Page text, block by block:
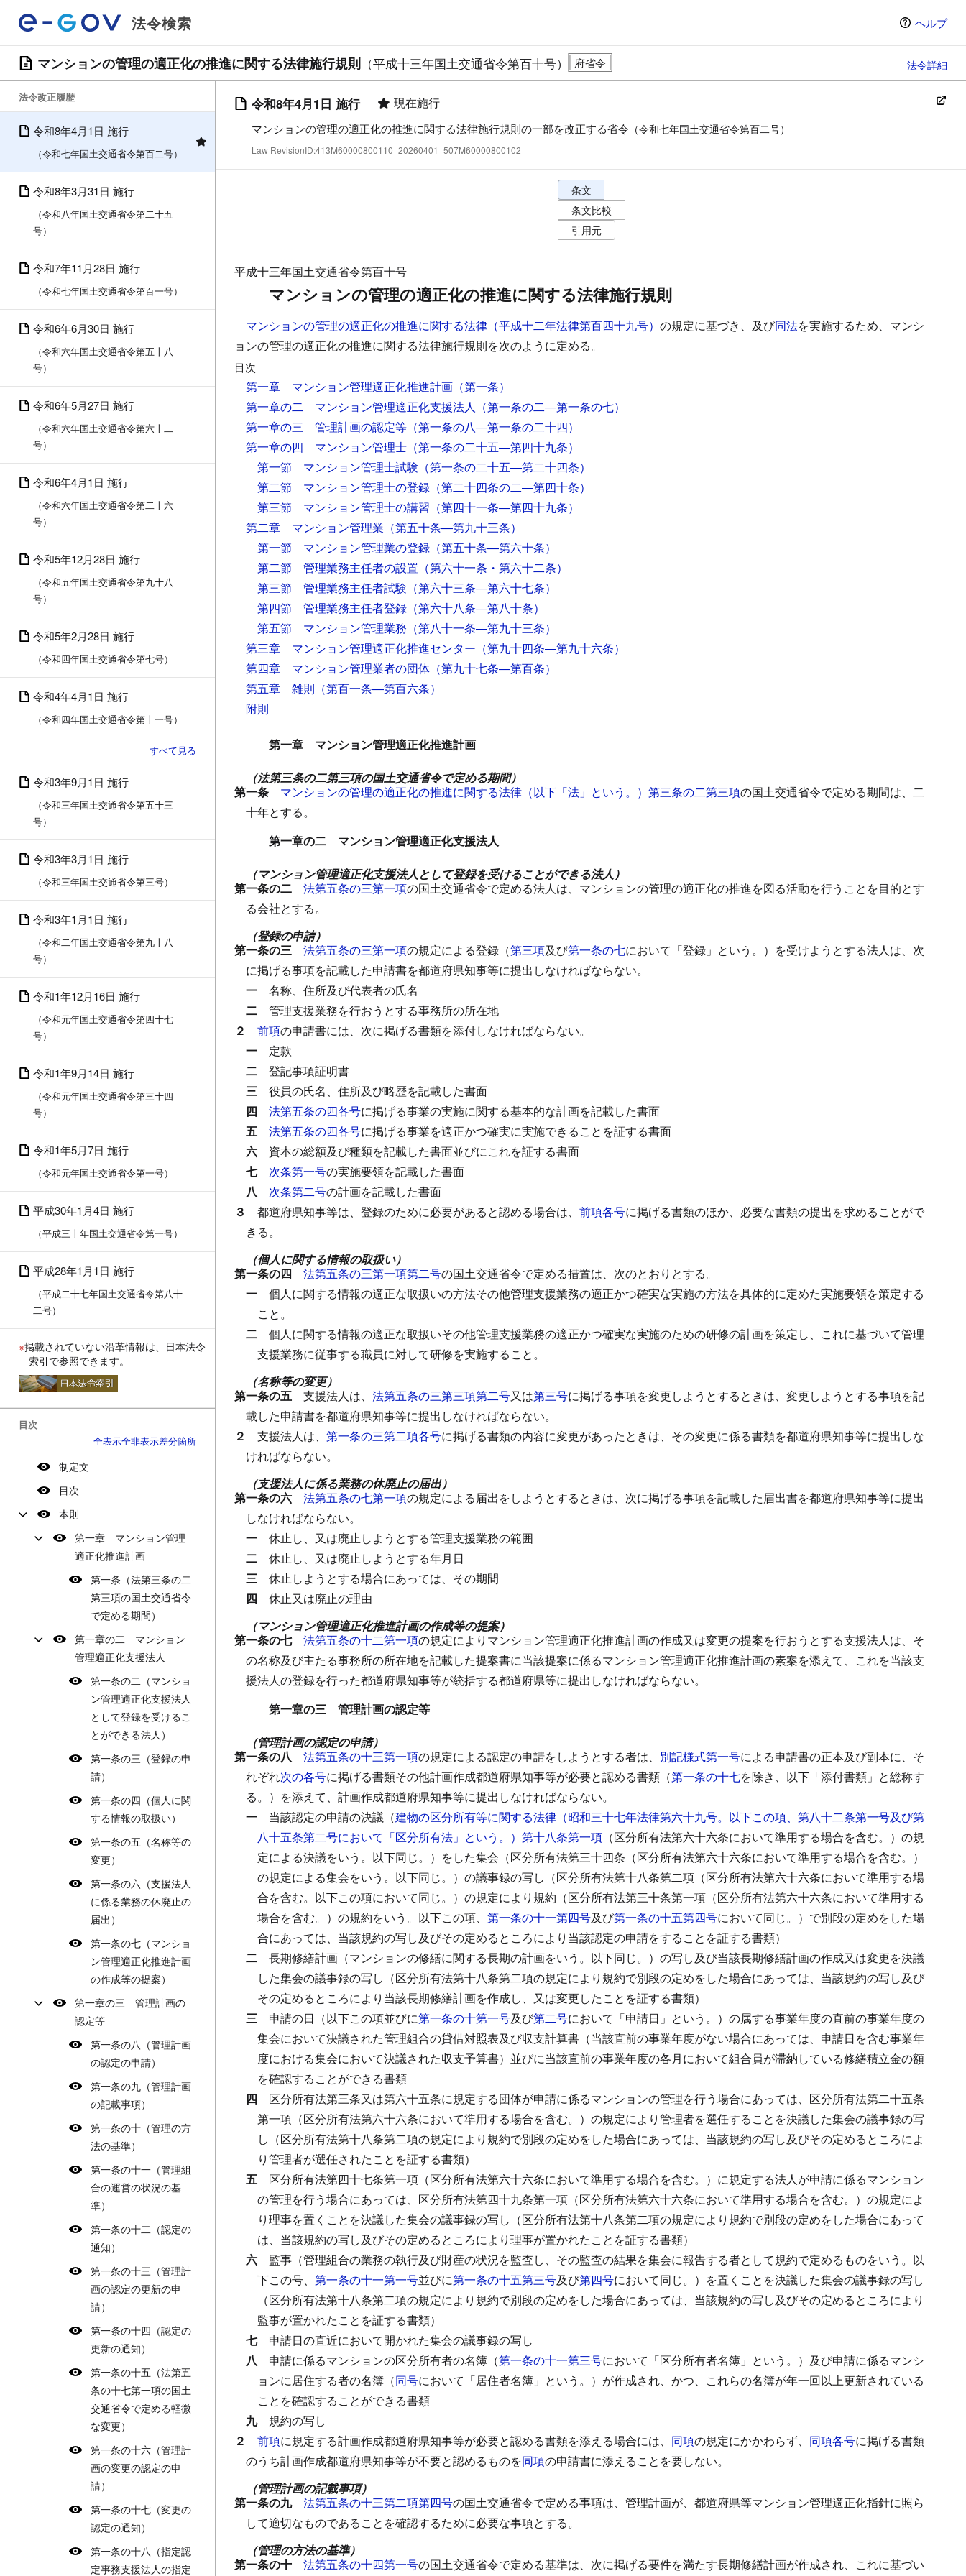
法令検索 ヘルプ
マンションの管理の適正化の推進に関する法律施行規則 （平成十三年国土交通省令第百十号） 法令詳細
法令改正履歴
令和8年4月1日 施行
（令和七年国土交通省令第百二号）
令和8年3月31日 施行
（令和八年国土交通省令第二十五
号）
令和7年11月28日 施行
（令和七年国土交通省令第百一号）
令和6年6月30日 施行
（令和六年国土交通省令第五十八
号）
令和6年5月27日 施行
（令和六年国土交通省令第六十二
号）
令和6年4月1日 施行
（令和六年国土交通省令第二十六
号）
令和5年12月28日 施行
（令和五年国土交通省令第九十八
号）
令和5年2月28日 施行
（令和四年国土交通省令第七号）
令和4年4月1日 施行
（令和四年国土交通省令第十一号）
令和3年9月1日 施行
（令和三年国土交通省令第五十三
号）
令和3年3月1日 施行
（令和三年国土交通省令第三号）
令和3年1月1日 施行
（令和二年国土交通省令第九十八
号）
令和1年12月16日 施行
（令和元年国土交通省令第四十七
号）
令和1年9月14日 施行
（令和元年国土交通省令第三十四
号）
令和1年5月7日 施行
（令和元年国土交通省令第一号）
平成30年1月4日 施行
（平成三十年国土交通省令第一号）
平成28年1月1日 施行
（平成二十七年国土交通省令第八十
二号）
※掲載されていない沿革情報は、日本法令
索引で参照できます。
目次
全表示全非表示差分箇所
制定文
目次
本則
第一章 マンション管理
適正化推進計画
第一条（法第三条の二
第三項の国土交通省令
で定める期間）
第一章の二 マンション
管理適正化支援法人
第一条の二（マンショ
ン管理適正化支援法人
として登録を受けるこ
とができる法人）
第一条の三（登録の申
請）
第一条の四（個人に関
する情報の取扱い）
第一条の五（名称等の
変更）
第一条の六（支援法人
に係る業務の休廃止の
届出）
第一条の七（マンショ
ン管理適正化推進計画
の作成等の提案）
第一章の三 管理計画の
認定等
第一条の八（管理計画
の認定の申請）
第一条の九（管理計画
の記載事項）
第一条の十（管理の方
法の基準）
第一条の十一（管理組
合の運営の状況の基
準）
第一条の十二（認定の
通知）
第一条の十三（管理計
画の認定の更新の申
請）
第一条の十四（認定の
更新の通知）
第一条の十五（法第五
条の十七第一項の国土
交通省令で定める軽微
な変更）
第一条の十六（管理計
画の変更の認定の申
請）
第一条の十七（変更の
認定の通知）
第一条の十八（指定認
定事務支援法人の指定
令和8年4月1日 施行 現在施行
マンションの管理の適正化の推進に関する法律施行規則の一部を改正する省令 （令和七年国土交通省令第百二号）
Law RevisionID:413M60000800110_20260401_507M60000800102
条文表示オプション（選択すると条文の表示方法が変わります）
条文
条文比較
引用元
平成十三年国土交通省令第百十号
マンションの管理の適正化の推進に関する法律施行規則
マンションの管理の適正化の推進に関する法律（平成十二年法律第百四十九号） の規定に基づき、及び同法を実施するため、マンシ
ョンの管理の適正化の推進に関する法律施行規則を次のように定める。
目次
第一章 マンション管理適正化推進計画 （第一条）
第一章の二 マンション管理適正化支援法人 （第一条の二―第一条の七）
第一章の三 管理計画の認定等 （第一条の八―第一条の二十四）
第一章の四 マンション管理士 （第一条の二十五―第四十九条）
第一節 マンション管理士試験 （第一条の二十五―第二十四条）
第二節 マンション管理士の登録 （第二十四条の二―第四十条）
第三節 マンション管理士の講習 （第四十一条―第四十九条）
第二章 マンション管理業 （第五十条―第九十三条）
第一節 マンション管理業の登録 （第五十条―第六十条）
第二節 管理業務主任者の設置 （第六十一条・第六十二条）
第三節 管理業務主任者試験 （第六十三条―第六十七条）
第四節 管理業務主任者登録 （第六十八条―第八十条）
第五節 マンション管理業務 （第八十一条―第九十三条）
第三章 マンション管理適正化推進センター （第九十四条―第九十六条）
第四章 マンション管理業者の団体 （第九十七条―第百条）
第五章 雑則 （第百一条―第百六条）
附則
第一章 マンション管理適正化推進計画
（法第三条の二第三項の国土交通省令で定める期間）
第一条 マンションの管理の適正化の推進に関する法律（以下「法」という。）第三条の二第三項の国土交通省令で定める期間は、二
十年とする。
第一章の二 マンション管理適正化支援法人
（マンション管理適正化支援法人として登録を受けることができる法人）
第一条の二 法第五条の三第一項の国土交通省令で定める法人は、マンションの管理の適正化の推進を図る活動を行うことを目的とす
る会社とする。
（登録の申請）
第一条の三 法第五条の三第一項の規定による登録（第三項及び第一条の七において「登録」という。）を受けようとする法人は、次
に掲げる事項を記載した申請書を都道府県知事等に提出しなければならない。
一 名称、住所及び代表者の氏名
二 管理支援業務を行おうとする事務所の所在地
２ 前項の申請書には、次に掲げる書類を添付しなければならない。
一 定款
二 登記事項証明書
三 役員の氏名、住所及び略歴を記載した書面
四 法第五条の四各号に掲げる事業の実施に関する基本的な計画を記載した書面
五 法第五条の四各号に掲げる事業を適正かつ確実に実施できることを証する書面
六 資本の総額及び種類を記載した書面並びにこれを証する書面
七 次条第一号の実施要領を記載した書面
八 次条第二号の計画を記載した書面
３ 都道府県知事等は、登録のために必要があると認める場合は、 前項各号に掲げる書類のほか、必要な書類の提出を求めることがで
きる。
（個人に関する情報の取扱い）
第一条の四 法第五条の三第一項第二号の国土交通省令で定める措置は、次のとおりとする。
一 個人に関する情報の適正な取扱いの方法その他管理支援業務の適正かつ確実な実施の方法を具体的に定めた実施要領を策定する
こと。
二 個人に関する情報の適正な取扱いその他管理支援業務の適正かつ確実な実施のための研修の計画を策定し、これに基づいて管理
支援業務に従事する職員に対して研修を実施すること。
（名称等の変更）
第一条の五 支援法人は、 法第五条の三第三項第二号又は第三号に掲げる事項を変更しようとするときは、変更しようとする事項を記
載した申請書を都道府県知事等に提出しなければならない。
２ 支援法人は、 第一条の三第二項各号に掲げる書類の内容に変更があったときは、その変更に係る書類を都道府県知事等に提出しな
ければならない。
（支援法人に係る業務の休廃止の届出）
第一条の六 法第五条の七第一項の規定による届出をしようとするときは、次に掲げる事項を記載した届出書を都道府県知事等に提出
しなければならない。
一 休止し、又は廃止しようとする管理支援業務の範囲
二 休止し、又は廃止しようとする年月日
三 休止しようとする場合にあっては、その期間
四 休止又は廃止の理由
（マンション管理適正化推進計画の作成等の提案）
第一条の七 法第五条の十二第一項の規定によりマンション管理適正化推進計画の作成又は変更の提案を行おうとする支援法人は、そ
の名称及び主たる事務所の所在地を記載した提案書に当該提案に係るマンション管理適正化推進計画の素案を添えて、これを当該支
援法人の登録を行った都道府県知事等が統括する都道府県等に提出しなければならない。
第一章の三 管理計画の認定等
（管理計画の認定の申請）
第一条の八 法第五条の十三第一項の規定による認定の申請をしようとする者は、 別記様式第一号による申請書の正本及び副本に、そ
れぞれ次の各号に掲げる書類その他計画作成都道府県知事等が必要と認める書類（第一条の十七を除き、以下「添付書類」と総称す
る。）を添えて、計画作成都道府県知事等に提出しなければならない。
一 当該認定の申請の決議（建物の区分所有等に関する法律（昭和三十七年法律第六十九号。以下この項、第八十二条第一号及び第
八十五条第二号において「区分所有法」という。）第十八条第一項 （区分所有法第六十六条において準用する場合を含む。）の規
定による決議をいう。以下同じ。）をした集会（区分所有法第三十四条（区分所有法第六十六条において準用する場合を含む。）
の規定による集会をいう。以下同じ。）の議事録の写し（区分所有法第十八条第二項（区分所有法第六十六条において準用する場
合を含む。以下この項において同じ。）の規定により規約（区分所有法第三十条第一項（区分所有法第六十六条において準用する
場合を含む。）の規約をいう。以下この項、 第一条の十一第四号及び第一条の十五第四号において同じ。）で別段の定めをした場
合にあっては、当該規約の写し及びその定めるところにより当該認定の申請をすることを証する書類）
二 長期修繕計画（マンションの修繕に関する長期の計画をいう。以下同じ。）の写し及び当該長期修繕計画の作成又は変更を決議
した集会の議事録の写し（区分所有法第十八条第二項の規定により規約で別段の定めをした場合にあっては、当該規約の写し及び
その定めるところにより当該長期修繕計画を作成し、又は変更したことを証する書類）
三 申請の日（以下この項並びに第一条の十第一号及び第二号において「申請日」という。）の属する事業年度の直前の事業年度の
集会において決議された管理組合の貸借対照表及び収支計算書（当該直前の事業年度がない場合にあっては、申請日を含む事業年
度における集会において決議された収支予算書）並びに当該直前の事業年度の各月において組合員が滞納している修繕積立金の額
を確認することができる書類
四 区分所有法第三条又は第六十五条に規定する団体が申請に係るマンションの管理を行う場合にあっては、区分所有法第二十五条
第一項（区分所有法第六十六条において準用する場合を含む。）の規定により管理者を選任することを決議した集会の議事録の写
し（区分所有法第十八条第二項の規定により規約で別段の定めをした場合にあっては、当該規約の写し及びその定めるところによ
り管理者が選任されたことを証する書類）
五 区分所有法第四十七条第一項（区分所有法第六十六条において準用する場合を含む。）に規定する法人が申請に係るマンション
の管理を行う場合にあっては、区分所有法第四十九条第一項（区分所有法第六十六条において準用する場合を含む。）の規定によ
り理事を置くことを決議した集会の議事録の写し（区分所有法第十八条第二項の規定により規約で別段の定めをした場合にあって
は、当該規約の写し及びその定めるところにより理事が置かれたことを証する書類）
六 監事（管理組合の業務の執行及び財産の状況を監査し、その監査の結果を集会に報告する者として規約で定めるものをいう。以
下この号、 第一条の十一第一号並びに第一条の十五第三号及び第四号において同じ。）を置くことを決議した集会の議事録の写し
（区分所有法第十八条第二項の規定により規約で別段の定めをした場合にあっては、当該規約の写し及びその定めるところにより
監事が置かれたことを証する書類）
七 申請日の直近において開かれた集会の議事録の写し
八 申請に係るマンションの区分所有者の名簿（第一条の十一第三号において「区分所有者名簿」という。）及び申請に係るマンシ
ョンに居住する者の名簿（同号において「居住者名簿」という。）が作成され、かつ、これらの名簿が年一回以上更新されている
ことを確認することができる書類
九 規約の写し
２ 前項に規定する計画作成都道府県知事等が必要と認める書類を添える場合には、 同項の規定にかかわらず、 同項各号に掲げる書類
のうち計画作成都道府県知事等が不要と認めるものを同項の申請書に添えることを要しない。
（管理計画の記載事項）
第一条の九 法第五条の十三第二項第四号の国土交通省令で定める事項は、管理計画が、都道府県等マンション管理適正化指針に照ら
して適切なものであることを確認するために必要な事項とする。
（管理の方法の基準）
第一条の十 法第五条の十四第一号の国土交通省令で定める基準は、次に掲げる要件を満たす長期修繕計画が作成され、これに基づい